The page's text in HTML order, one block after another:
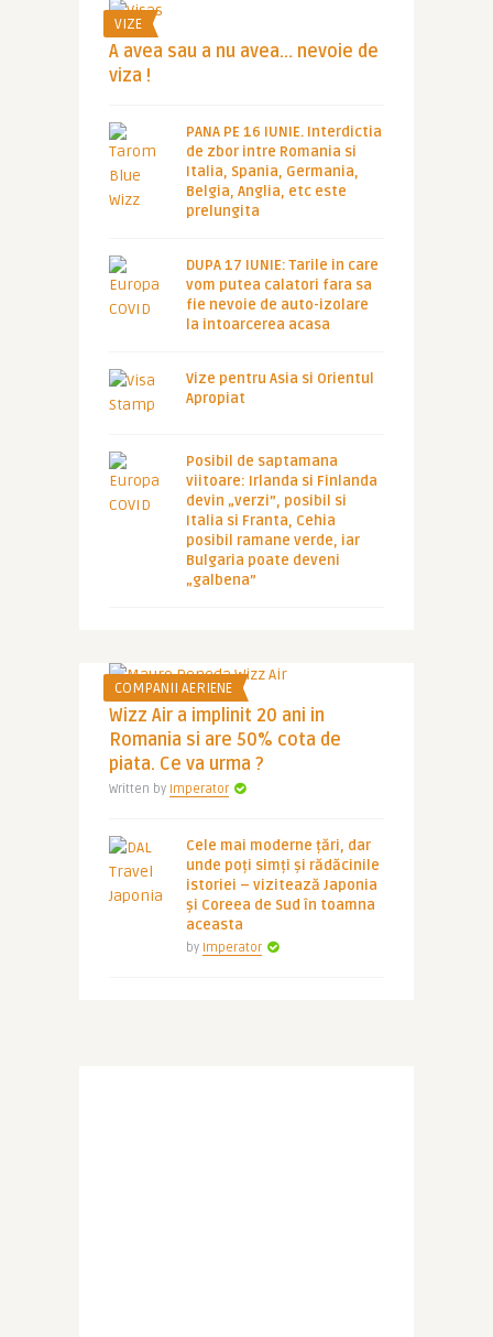
VIZE
A avea sau a nu avea… nevoie de
viza !
PANA PE 16 IUNIE. Interdictia
de zbor intre Romania si
Italia, Spania, Germania,
Belgia, Anglia, etc este
prelungita
DUPA 17 IUNIE: Tarile in care
vom putea calatori fara sa
fie nevoie de auto-izolare
la intoarcerea acasa
Vize pentru Asia si Orientul
Apropiat
Posibil de saptamana
viitoare: Irlanda si Finlanda
devin „verzi”, posibil si
Italia si Franta, Cehia
posibil ramane verde, iar
Bulgaria poate deveni
„galbena”
COMPANII AERIENE
Wizz Air a implinit 20 ani in
Romania si are 50% cota de
piata. Ce va urma ?
Written by Imperator
Cele mai moderne țări, dar
unde poți simți și rădăcinile
istoriei – vizitează Japonia
și Coreea de Sud în toamna
aceasta
by Imperator